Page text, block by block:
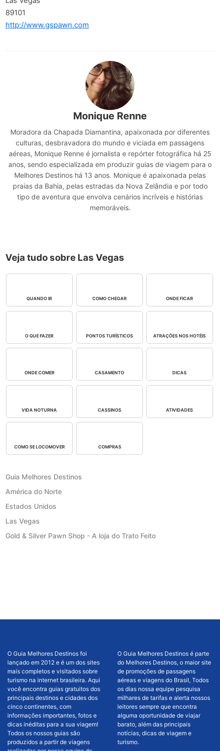
89101
http://www.gspawn.com
Monique Renne
Moradora da Chapada Diamantina, apaixonada por diferentes
culturas, desbravadora do mundo e viciada em passagens
aéreas, Monique Renne é jornalista e repórter fotográfica há 25
anos, sendo especializada em produzir guias de viagem para o
Melhores Destinos há 13 anos. Monique é apaixonada pelas
praias da Bahia, pelas estradas da Nova Zelândia e por todo
tipo de aventura que envolva cenários incríveis e histórias
memoráveis.
Veja tudo sobre Las Vegas
QUANDO IR COMO CHEGAR ONDE FICAR
O QUE FAZER PONTOS TURÍSTICOS ATRAÇÕES NOS HOTÉIS
ONDE COMER CASAMENTO DICAS
VIDA NOTURNA CASSINOS ATIVIDADES
COMO SE LOCOMOVER COMPRAS
Guia Melhores Destinos
América do Norte
Estados Unidos
Las Vegas
Gold & Silver Pawn Shop - A loja do Trato Feito
O Guia Melhores Destinos foi
lançado em 2012 e é um dos sites
mais completos e visitados sobre
turismo na internet brasileira. Aqui
você encontra guias gratuitos dos
principais destinos e cidades dos
cinco continentes, com
informações importantes, fotos e
dicas inéditas para a sua viagem!
Todos os nossos guias são
produzidos a partir de viagens
O Guia Melhores Destinos é parte
do Melhores Destinos, o maior site
de promoções de passagens
aéreas e viagens do Brasil, Todos
os dias nossa equipe pesquisa
milhares de tarifas e alerta nossos
leitores sempre que encontra
alguma oportunidade de viajar
barato, além das principais
notícias, dicas de viagem e
turismo.